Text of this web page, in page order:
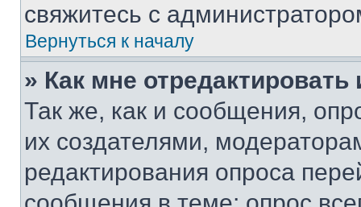
свяжитесь с
Вернуться к началу
» Как мне
Так же, как и сообщения,
их создателями,
редактирования опроса